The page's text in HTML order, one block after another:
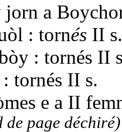
a
: tornés II s.
: tornés
tornés II s.
e a II
de page déchiré)